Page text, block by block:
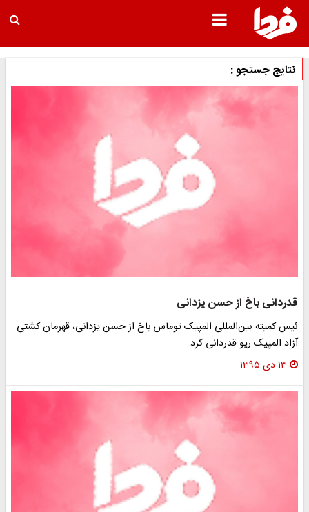
نتایج جستجو :
قدردانی باخ از حسن یزدانی
ئیس کمیته بین‌المللی المپیک توماس باخ از حسن یزدانی، قهرمان کشتی
آزاد المپیک ریو قدردانی کرد.
۱۳ دی ۱۳۹۵